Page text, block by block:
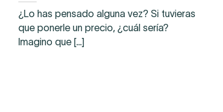
¿Lo has pensado alguna vez? Si tuvieras
que ponerle un precio, ¿cuál sería?
Imagino que [...]